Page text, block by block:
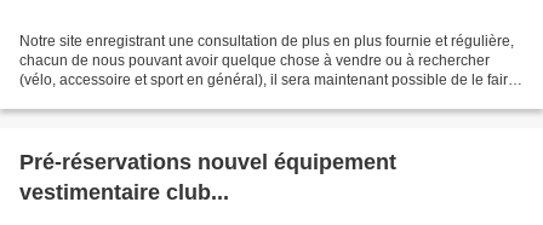
Notre site enregistrant une consultation de plus en plus fournie et régulière,
chacun de nous pouvant avoir quelque chose à vendre ou à rechercher
(vélo, accessoire et sport en général), il sera maintenant possible de le faire
Pré-réservations nouvel équipement
vestimentaire club...